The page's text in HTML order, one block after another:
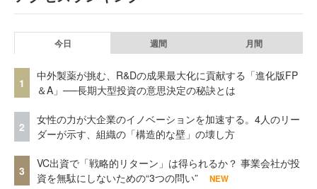
今日 週間 月間
1
中外製薬が挑む、R&Dの成果最大化に貢献する「進化版FP
＆A」──長期大型投資の意思決定の秘訣とは
2
女性の力が大企業のイノベーションを加速する。4人のリー
ダーが示す、組織の「構造的な壁」の壊し方
3
VC出資で「戦略的リターン」は得られるか？ 事業会社が投
資を無駄にしないための“3つの問い”
NEW